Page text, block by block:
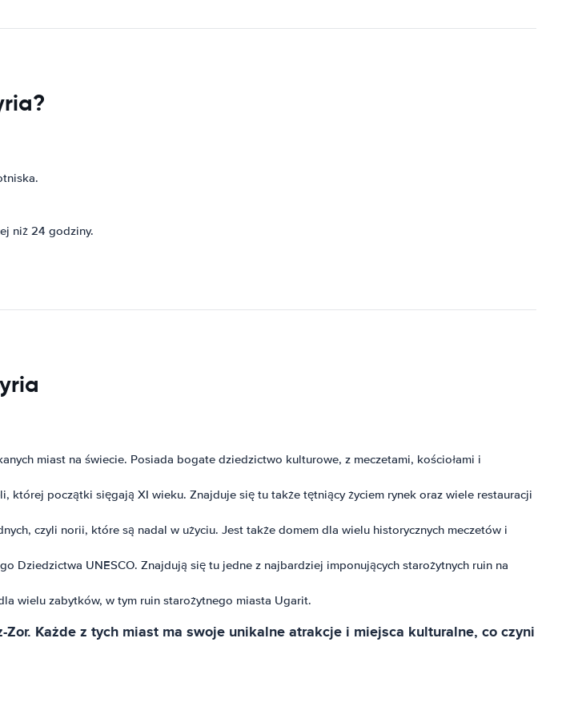
niż 24 godziny.
miast na świecie. Posiada bogate dziedzictwo kulturowe, z meczetami, kościołami i
początki sięgają XI wieku. Znajduje się tu także tętniący życiem rynek oraz wiele restauracji
czyli norii, które są nadal w użyciu. Jest także domem dla wielu historycznych meczetów i
Dziedzictwa UNESCO. Znajdują się tu jedne z najbardziej imponujących starożytnych ruin na
wielu zabytków, w tym ruin starożytnego miasta Ugarit.
Każde z tych miast ma swoje unikalne atrakcje i miejsca kulturalne, co czyni